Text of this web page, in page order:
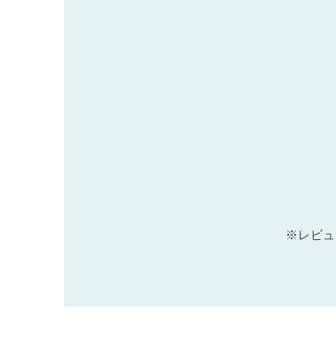
※レビュ